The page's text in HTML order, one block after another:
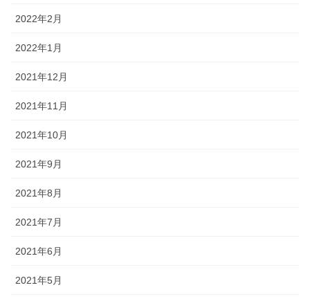
2022年2月
2022年1月
2021年12月
2021年11月
2021年10月
2021年9月
2021年8月
2021年7月
2021年6月
2021年5月